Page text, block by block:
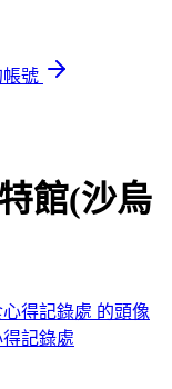
號
館(沙烏
記錄處